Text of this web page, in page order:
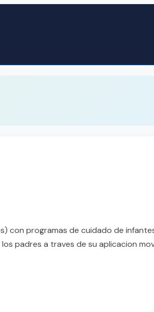
con programas de cuidado de
padres a traves de su aplicacion